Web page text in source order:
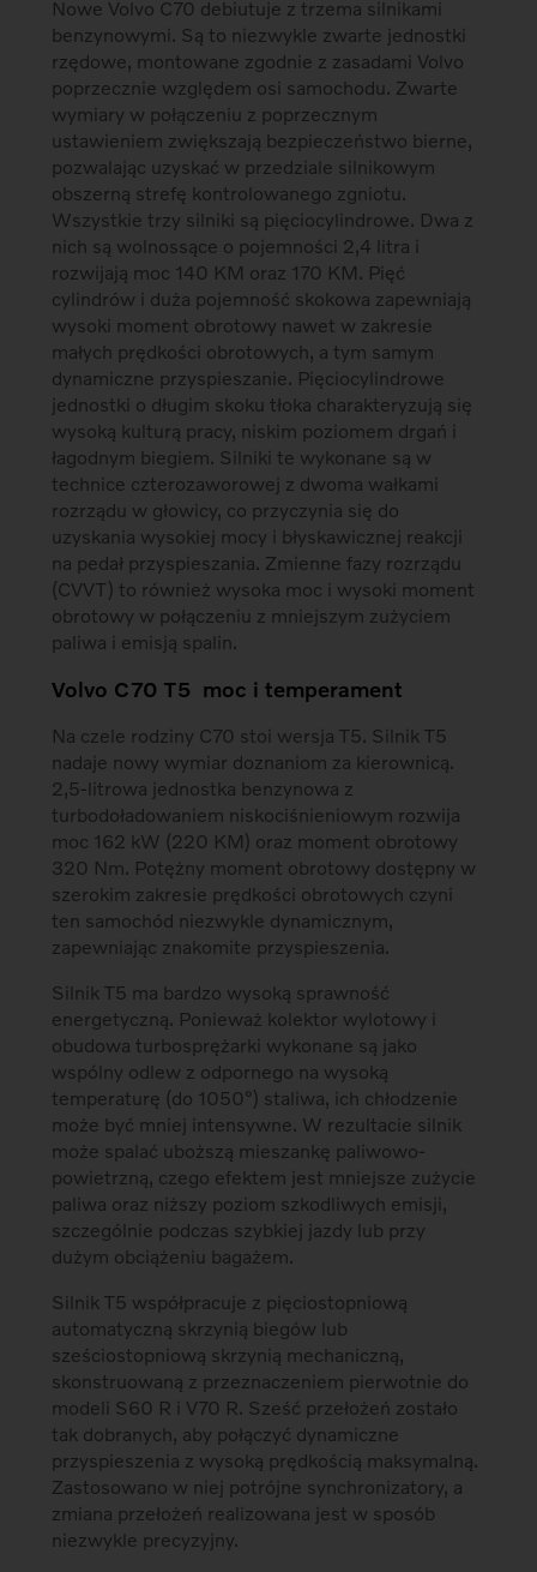
Nowe Volvo C70 debiutuje z trzema silnikami
benzynowymi. Są to niezwykle zwarte jednostki
rzędowe, montowane zgodnie z zasadami Volvo
poprzecznie względem osi samochodu. Zwarte
wymiary w połączeniu z poprzecznym
ustawieniem zwiększają bezpieczeństwo bierne,
pozwalając uzyskać w przedziale silnikowym
obszerną strefę kontrolowanego zgniotu.
Wszystkie trzy silniki są pięciocylindrowe. Dwa z
nich są wolnossące o pojemności 2,4 litra i
rozwijają moc 140 KM oraz 170 KM. Pięć
cylindrów i duża pojemność skokowa zapewniają
wysoki moment obrotowy nawet w zakresie
małych prędkości obrotowych, a tym samym
dynamiczne przyspieszanie. Pięciocylindrowe
jednostki o długim skoku tłoka charakteryzują się
wysoką kulturą pracy, niskim poziomem drgań i
łagodnym biegiem. Silniki te wykonane są w
technice czterozaworowej z dwoma wałkami
rozrządu w głowicy, co przyczynia się do
uzyskania wysokiej mocy i błyskawicznej reakcji
na pedał przyspieszania. Zmienne fazy rozrządu
(CVVT) to również wysoka moc i wysoki moment
obrotowy w połączeniu z mniejszym zużyciem
paliwa i emisją spalin.
Volvo C70 T5 moc i temperament
Na czele rodziny C70 stoi wersja T5. Silnik T5
nadaje nowy wymiar doznaniom za kierownicą.
2,5-litrowa jednostka benzynowa z
turbodoładowaniem niskociśnieniowym rozwija
moc 162 kW (220 KM) oraz moment obrotowy
320 Nm. Potężny moment obrotowy dostępny w
szerokim zakresie prędkości obrotowych czyni
ten samochód niezwykle dynamicznym,
zapewniając znakomite przyspieszenia.
Silnik T5 ma bardzo wysoką sprawność
energetyczną. Ponieważ kolektor wylotowy i
obudowa turbosprężarki wykonane są jako
wspólny odlew z odpornego na wysoką
temperaturę (do 1050°) staliwa, ich chłodzenie
może być mniej intensywne. W rezultacie silnik
może spalać uboższą mieszankę paliwowo-
powietrzną, czego efektem jest mniejsze zużycie
paliwa oraz niższy poziom szkodliwych emisji,
szczególnie podczas szybkiej jazdy lub przy
dużym obciążeniu bagażem.
Silnik T5 współpracuje z pięciostopniową
automatyczną skrzynią biegów lub
sześciostopniową skrzynią mechaniczną,
skonstruowaną z przeznaczeniem pierwotnie do
modeli S60 R i V70 R. Sześć przełożeń zostało
tak dobranych, aby połączyć dynamiczne
przyspieszenia z wysoką prędkością maksymalną.
Zastosowano w niej potrójne synchronizatory, a
zmiana przełożeń realizowana jest w sposób
niezwykle precyzyjny.